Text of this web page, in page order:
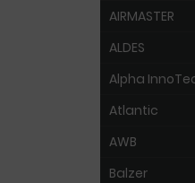
AIRMASTER
ALDES
Alpha
Atlantic
AWB
Balzer